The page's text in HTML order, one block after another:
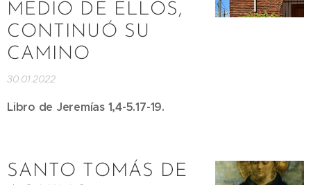
MEDIO DE ELLOS,
CONTINUÓ SU
CAMINO
30.01.2022
Libro de Jeremías 1,4-5.17-19.
SANTO TOMÁS DE